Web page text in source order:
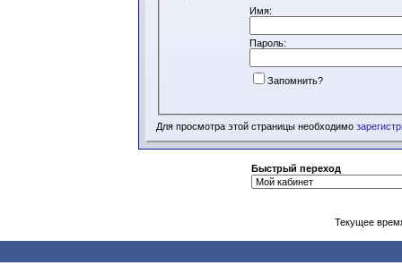
Имя:
Пароль:
Запомнить?
Для просмотра этой страницы необходимо
Быстрый переход
Текущее